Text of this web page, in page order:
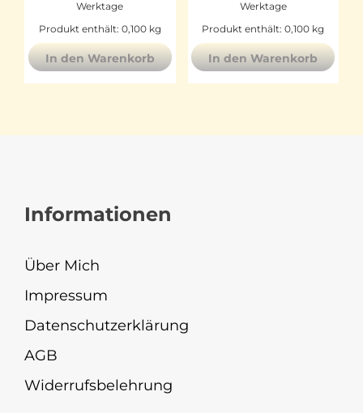
Werktage
Produkt enthält: 0,100 kg
In den Warenkorb
Werktage
Produkt enthält: 0,100 kg
In den Warenkorb
Informationen
Über Mich
Impressum
Datenschutzerklärung
AGB
Widerrufsbelehrung